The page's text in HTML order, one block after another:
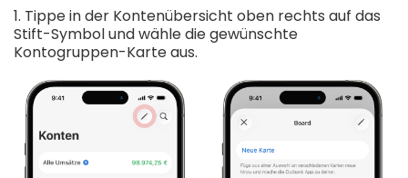
1. Tippe in der Kontenübersicht oben rechts auf das
Stift-Symbol und wähle die gewünschte
Kontogruppen-Karte aus.